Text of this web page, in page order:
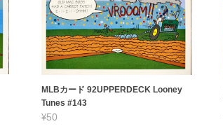
MLBカード 92UPPERDECK Looney
Tunes #143
¥50